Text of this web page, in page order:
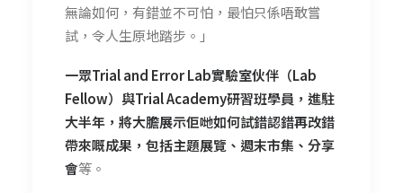
無論如何，有錯並不可怕，最怕只係唔敢嘗
試，令人生原地踏步。」
一眾Trial and Error Lab實驗室伙伴（Lab
Fellow）與Trial Academy研習班學員，進駐
大半年，將大膽展示佢哋如何試錯認錯再改錯
帶來嘅成果，包括主題展覽、週末市集、分享
會等。